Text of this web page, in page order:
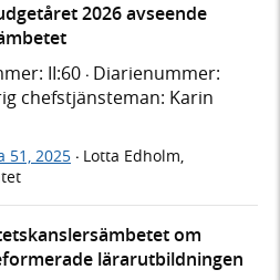
2026 avseende
II:60 · Diarienummer:
chefstjänsteman: Karin
51, 2025 · Lotta Edholm,
om
lärarutbildningen